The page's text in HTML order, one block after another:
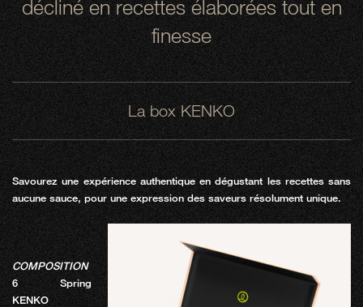
décliné en recettes élaborées tout en
finesse
La box KENKO
Savourez une expérience authentique en dégustant les recettes sans
aucune sauce, pour une expression des saveurs résolument unique.
COMPOSITION
6 Spring
KENKO